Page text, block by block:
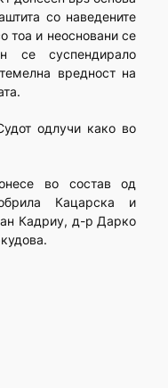
со наведените
тоа и неосновани се
се суспендирало
вредност на
одлучи како во
во состав од
Кацарска и
Кадриу, д-р Дарко